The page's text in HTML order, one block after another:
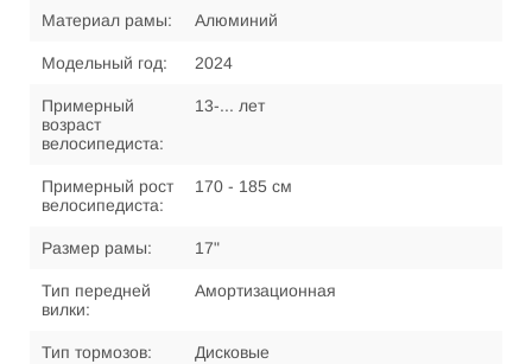
Материал рамы: Алюминий
Модельный год: 2024
Примерный
возраст
велосипедиста:
13-... лет
Примерный рост
велосипедиста:
170 - 185 см
Размер рамы: 17"
Тип передней
вилки:
Амортизационная
Тип тормозов: Дисковые